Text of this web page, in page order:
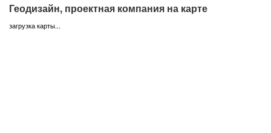
Геодизайн, проектная компания на карте
загрузка карты...